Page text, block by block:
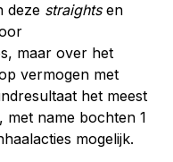
deze straightsen
maar over het
vermogen met
het meest
met name bochten 1
mogelijk.